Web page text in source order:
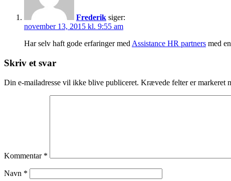
Frederik siger:
november 13, 2015 kl. 9:55 am
Har selv haft gode erfaringer med Assistance HR partners med
Skriv et svar
Din e-mailadresse vil ikke blive publiceret. Krævede felter er markeret
Kommentar *
Navn *